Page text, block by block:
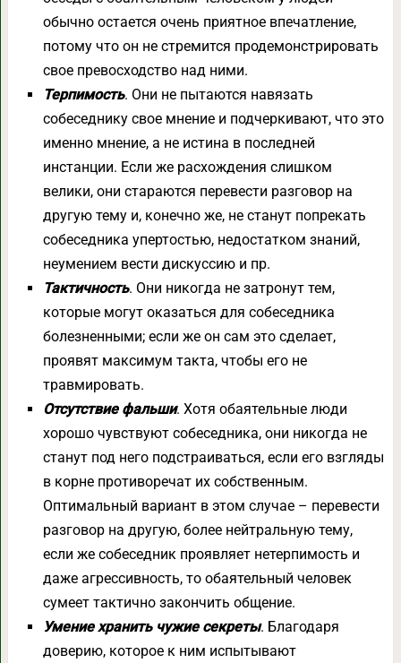
обычно остается очень приятное впечатление,
потому что он не стремится продемонстрировать
свое превосходство над ними.
Терпимость. Они не пытаются навязать
собеседнику свое мнение и подчеркивают, что это
именно мнение, а не истина в последней
инстанции. Если же расхождения слишком
велики, они стараются перевести разговор на
другую тему и, конечно же, не станут попрекать
собеседника упертостью, недостатком знаний,
неумением вести дискуссию и пр.
Тактичность. Они никогда не затронут тем,
которые могут оказаться для собеседника
болезненными; если же он сам это сделает,
проявят максимум такта, чтобы его не
травмировать.
Отсутствие фальши. Хотя обаятельные люди
хорошо чувствуют собеседника, они никогда не
станут под него подстраиваться, если его взгляды
в корне противоречат их собственным.
Оптимальный вариант в этом случае – перевести
разговор на другую, более нейтральную тему,
если же собеседник проявляет нетерпимость и
даже агрессивность, то обаятельный человек
сумеет тактично закончить общение.
Умение хранить чужие секреты. Благодаря
доверию, которое к ним испытывают